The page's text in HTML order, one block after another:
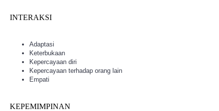
INTERAKSI
Adaptasi
Keterbukaan
Kepercayaan diri
Kepercayaan terhadap orang lain
Empati
KEPEMIMPINAN